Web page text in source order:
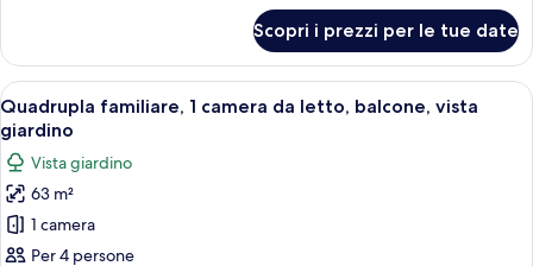
Tradizionale,
bagno
privato,
al
piano
terra
Scopri i prezzi per le tue date
Apri
tutte
le
foto
per
Quadrupla
familiare,
Una tradizionale stanza in stile
10
Quadrupla familiare, 1 camera da letto, balcone, vista
giardino
Vista giardino
63 m²
1 camera
Per 4 persone